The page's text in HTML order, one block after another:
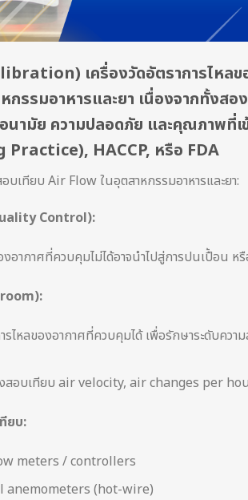
เครื่องวัดอัตราการไหล
กรรมอาหารและยา เนื่องจากทั้งส
นามัย ความปลอดภัย และคุณภาพที่เ
HACCP, หรือ FDA
บเทียบ Air Flow ในอุตสาหกรรมอาหารและยา:
Control):
งอากาศที่ควบคุมไม่ได้อาจนำไปสู่การปนเปื้อ
รไหลของอากาศที่ควบคุมได้ เพื่อรักษาระดับควา
สอบเทียบ air velocity, air changes per
ยบ:
meters / controllers
anemometers (hot-wire)